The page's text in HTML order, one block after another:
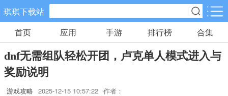
琪琪下载站
手游分类 应用分类
卡牌回合
557款手游
休闲益智
角色扮演
首页 应用 手游 排行榜 合集
dnf无需组队轻松开团，卢克单人模式进入与
奖励说明
游戏攻略 2025-12-15 10:57:22 作者：